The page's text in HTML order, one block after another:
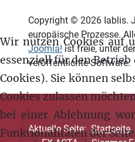
Copyright © 2026 Iablis.
europäische Prozesse.
Joomla! ist freie, unter
veröffentlichte Software.
Aktuelle Seite: Startseite
Wir nutzen Cookies auf
essenziell für den
Cookies). Sie können
Cookies zulassen
bei einer Ablehnung
Funktionalitäten der